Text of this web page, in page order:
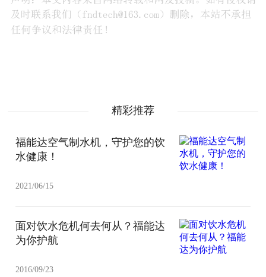
精彩推荐
福能达空气制水机，守护您的饮
水健康！
2021/06/15
面对饮水危机何去何从？福能达
为你护航
2016/09/23